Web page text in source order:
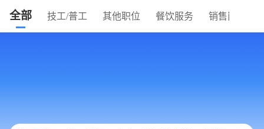
全部 技工/普工 其他职位 餐饮服务 销售岗位